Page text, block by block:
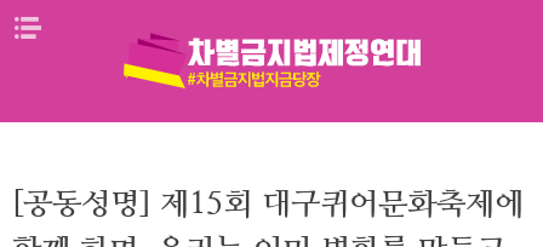
Skip
[공동성명] 제15회 대구퀴어문화축제에